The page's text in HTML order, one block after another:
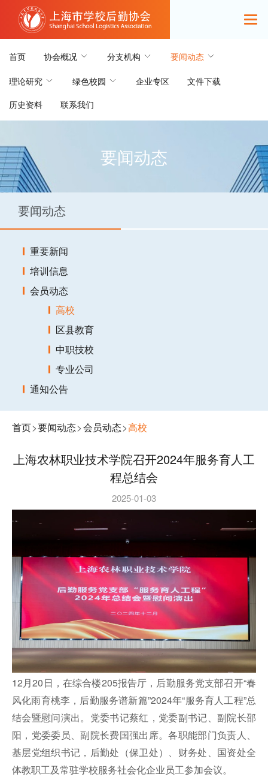
首页 协会概况 分支机构 要闻动态
理论研究 绿色校园 企业专区
文件下载
历史资料
联系我们
要闻动态
要闻动态
重要新闻
培训信息
会员动态
高校
区县教育
中职技校
专业公司
通知公告
首页>要闻动态>会员动态>高校
上海农林职业技术学院召开2024年服务育人工
程总结会
2025-01-03
12月20日，在综合楼205报告厅，后勤服务党支部召开“春
风化雨育桃李，后勤服务谱新篇”2024年“服务育人工程”总
结会暨慰问演出。党委书记蔡红，党委副书记、副院长邵
阳，党委委员、副院长费国强出席。各职能部门负责人、
基层党组织书记，后勤处（保卫处）、财务处、国资处全
体教职工及常驻学校服务社会化企业员工参加会议。